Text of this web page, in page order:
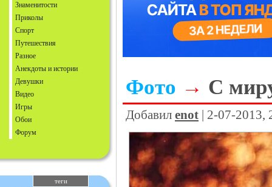
Знаменитости
Приколы
Спорт
Путешествия
Разное
Анекдоты и истории
Девушки
Видео
Игры
Обои
Форум
теги
Фото → С
Добавил enot | 2-07-